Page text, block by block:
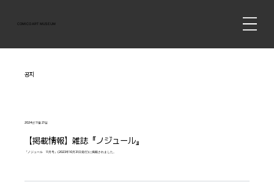
COMICO ART MUSEUM
공지
【掲載情報】雑誌『ノジュール』
『ノジュール 11月号』(2023年10月31日発行)に掲載されました。
2024년 11월 21일